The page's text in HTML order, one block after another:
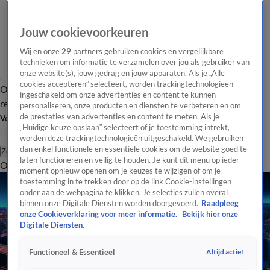
Overzicht Laatste nieuws Regionieuws Het beste van Hart
Tip de
redactie
Volg Hart van Nederland
Zoeken
OverzichtRegioUitzendingenWeerTip de redactiePanelVideo's
Jouw cookievoorkeuren
Wij en onze29 partners gebruiken cookies en vergelijkbare
technieken om informatie te verzamelen over jou als gebruiker van
onze website(s), jouw gedrag en jouw apparaten. Als je „Alle
cookies accepteren” selecteert, worden trackingtechnologieën
ingeschakeld om onze advertenties en content te kunnen
personaliseren, onze producten en diensten te verbeteren en om
de prestaties van advertenties en content te meten. Als je
„Huidige keuze opslaan” selecteert of je toestemming intrekt,
worden deze trackingtechnologieën uitgeschakeld. We gebruiken
dan enkel functionele en essentiële cookies om de website goed te
laten functioneren en veilig te houden. Je kunt dit menu op ieder
moment opnieuw openen om je keuzes te wijzigen of om je
toestemming in te trekken door op de link Cookie-instellingen
onder aan de webpagina te klikken. Je selecties zullen overal
binnen onze Digitale Diensten worden doorgevoerd. Raadpleeg
onze Cookieverklaring voor meer informatie.
Bekijk hier onze
Digitale Diensten.
Functioneel & Essentieel Altijd actief